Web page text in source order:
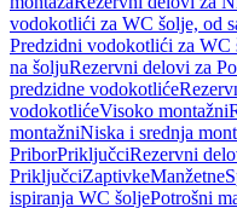
vodokotlići za WC šolje, od
Predzidni vodokotlići za WC
na šoljuRezervni delovi za
predzidne vodokotliće
vodokotlićeVisoko montažni
montažniNiska i srednja
PriborPriključciRezervni
PriključciZaptivkeManžetne
ispiranja WC šoljePotrošni